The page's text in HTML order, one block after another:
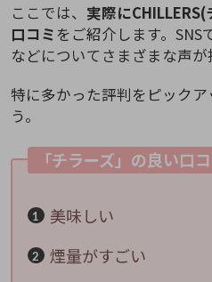
ここでは、 実際に
口コミ をご紹介します。
などについてさまざまな声が
特に多かった評判をピック
う。
「チラーズ」の良い口
美味しい
煙量がすごい